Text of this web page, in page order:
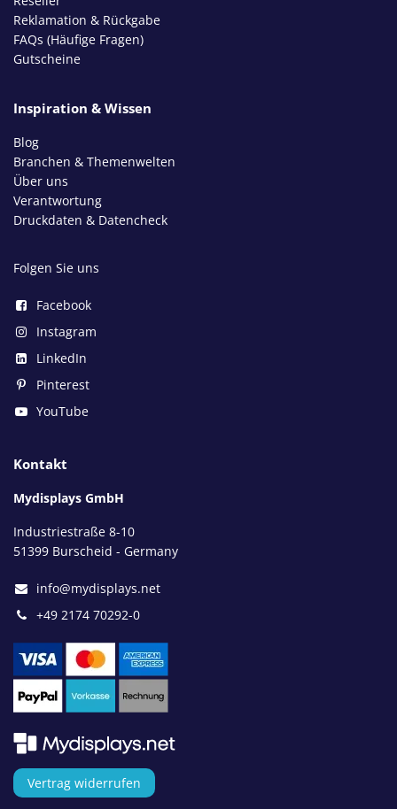
Reklamation & Rückgabe
FAQs (Häufige Fragen)
Gutscheine
Inspiration & Wissen
Blog
Branchen & Themenwelten
Über uns
Verantwortung
Druckdaten & Datencheck
Folgen Sie uns
Facebook
Instagram
LinkedIn
Pinterest
YouTube
Kontakt
Mydisplays GmbH
Industriestraße 8-10
51399 Burscheid - Germany
info@mydisplays.net
+49 2174 70292-0
Vertrag widerrufen